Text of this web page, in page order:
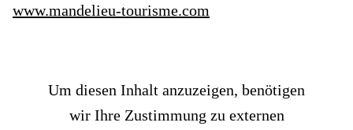
www.mandelieu-tourisme.com
Um diesen Inhalt anzuzeigen, benötigen
wir Ihre Zustimmung zu externen